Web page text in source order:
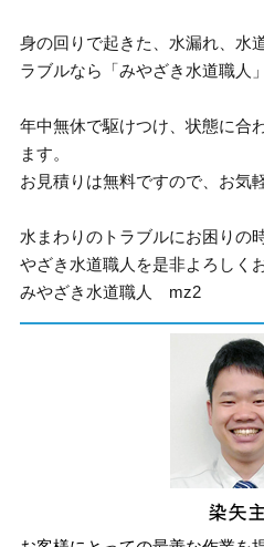
身の回りで起きた、水漏れ、水
ラブルなら「みやざき水道職人
年中無休で駆けつけ、状態に合
ます。
お見積りは無料ですので、お気
水まわりのトラブルにお困りの
やざき水道職人を是非よろしく
みやざき水道職人 mz2